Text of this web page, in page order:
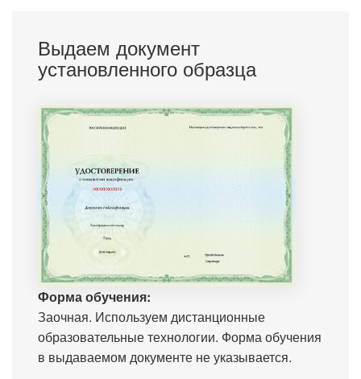
Выдаем документ
установленного образца
Форма обучения:
Заочная. Используем дистанционные
образовательные технологии. Форма обучения
в выдаваемом документе не указывается.